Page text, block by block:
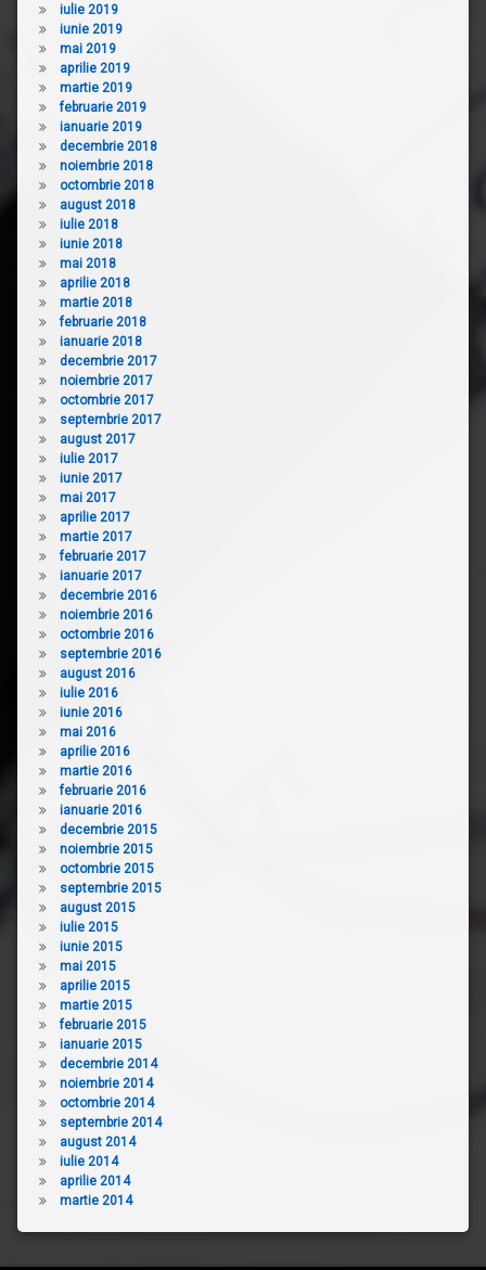
iulie 2019
iunie 2019
mai 2019
aprilie 2019
martie 2019
februarie 2019
ianuarie 2019
decembrie 2018
noiembrie 2018
octombrie 2018
august 2018
iulie 2018
iunie 2018
mai 2018
aprilie 2018
martie 2018
februarie 2018
ianuarie 2018
decembrie 2017
noiembrie 2017
octombrie 2017
septembrie 2017
august 2017
iulie 2017
iunie 2017
mai 2017
aprilie 2017
martie 2017
februarie 2017
ianuarie 2017
decembrie 2016
noiembrie 2016
octombrie 2016
septembrie 2016
august 2016
iulie 2016
iunie 2016
mai 2016
aprilie 2016
martie 2016
februarie 2016
ianuarie 2016
decembrie 2015
noiembrie 2015
octombrie 2015
septembrie 2015
august 2015
iulie 2015
iunie 2015
mai 2015
aprilie 2015
martie 2015
februarie 2015
ianuarie 2015
decembrie 2014
noiembrie 2014
octombrie 2014
septembrie 2014
august 2014
iulie 2014
aprilie 2014
martie 2014